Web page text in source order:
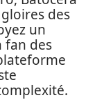
des
un
fan des